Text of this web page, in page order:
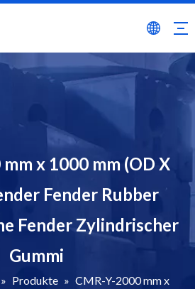
x 1000 mm (OD X
Fender Rubber
Fender Zylindrischer
Gummi
» Produkte » CMR-Y-2000 mm x